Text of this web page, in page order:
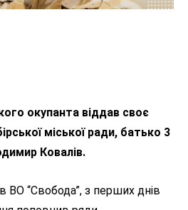
окупанта віддав своє
міської ради, батько 3
Ковалів.
ВО “Свобода”, з перших днів